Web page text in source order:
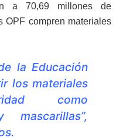
a 70,69 millones de
OPF compren materiales
la Educación
los materiales
como
mascarillas”,